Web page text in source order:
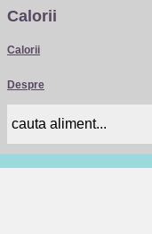
Calorii
Calorii
Despre